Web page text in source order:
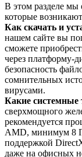
В этом разделе мы
которые
Как скачать и
нашем сайте вы
сможете
через платформу-
безопасность
сомнительных
вирусами.
Какие системные
сверхмощного
рекомендуется
AMD, минимум 8
поддержкой
даже на офисных